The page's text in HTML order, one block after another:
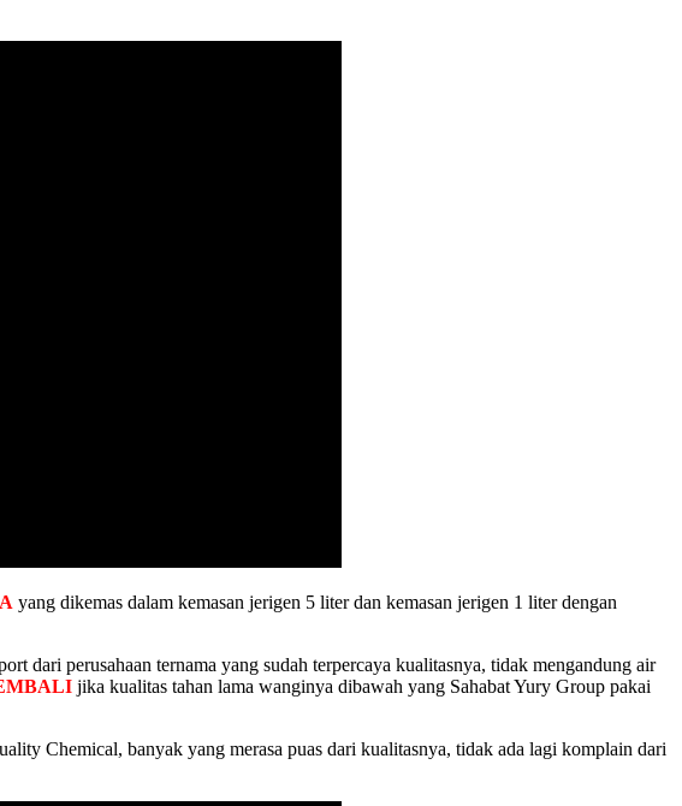
yang dikemas dalam kemasan jerigen 5 liter dan kemasan jerigen 1 liter dengan
dari perusahaan ternama yang sudah terpercaya kualitasnya, tidak mengandung air
jika kualitas tahan lama wanginya dibawah yang Sahabat Yury Group pakai
Chemical, banyak yang merasa puas dari kualitasnya, tidak ada lagi komplain dari